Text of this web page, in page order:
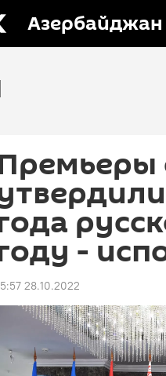
Азербайджан
-
28.10.2022